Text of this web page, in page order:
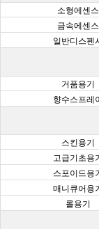
소형에센스
금속에센스
일반디스펜
거품용기
향수스프레
스킨용기
고급기초용
스포이드용
매니큐어용
롤용기